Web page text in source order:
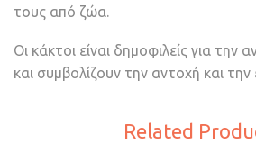
τους από ζώα.
Οι κάκτοι είναι δημοφιλείς για την
και συμβολίζουν την αντοχή και την
Related